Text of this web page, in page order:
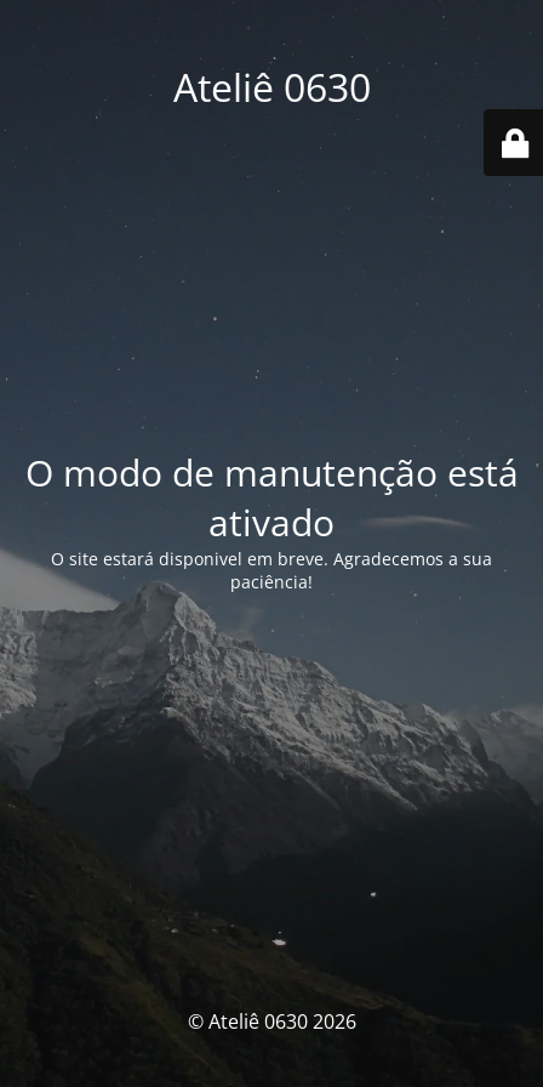
Ateliê 0630
O modo de manutenção está
ativado
O site estará disponivel em breve. Agradecemos a sua
paciência!
© Ateliê 0630 2026